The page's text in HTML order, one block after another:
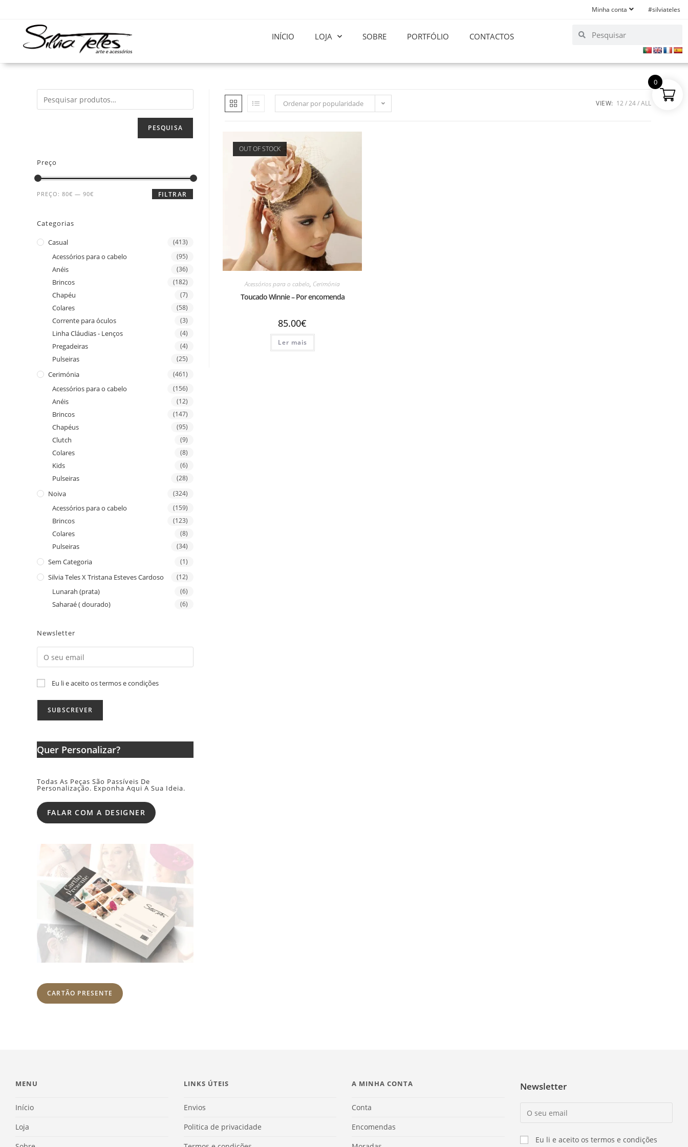
Minha conta #silviateles
INÍCIO LOJA SOBRE PORTFÓLIO CONTACTOS
Ordenar por popularidade VIEW: 12 24 ALL
OUT OF STOCK
Acessórios para o cabelo, Cerimónia
Toucado Winnie – Por encomenda
85.00€
Ler mais
PESQUISA
Preço
FILTRAR
PREÇO: 80€ — 90€
Categorias
Casual (413)
Acessórios para o cabelo (95)
Anéis (36)
Brincos (182)
Chapéu (7)
Colares (58)
Corrente para óculos (3)
Linha Cláudias - Lenços (4)
Pregadeiras (4)
Pulseiras (25)
Cerimónia (461)
Acessórios para o cabelo (156)
Anéis (12)
Brincos (147)
Chapéus (95)
Clutch (9)
Colares (8)
Kids (6)
Pulseiras (28)
Noiva (324)
Acessórios para o cabelo (159)
Brincos (123)
Colares (8)
Pulseiras (34)
Sem Categoria (1)
Silvia Teles X Tristana Esteves Cardoso (12)
Lunarah (prata) (6)
Saharaé ( dourado) (6)
Newsletter
Eu li e aceito os termos e condições
Quer Personalizar?
Todas As Peças São Passíveis De
Personalização. Exponha Aqui A Sua Ideia.
FALAR COM A DESIGNER
CARTÃO PRESENTE
MENU
Início
Loja
LINKS ÚTEIS
Envios
Politica de privacidade
A MINHA CONTA
Conta
Encomendas
Newsletter
Eu li e aceito os termos e condições
0